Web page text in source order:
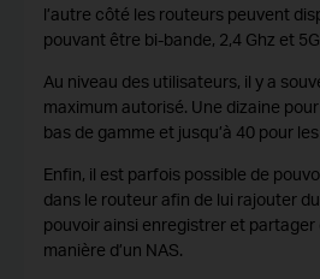
l’autre côté les routeurs peuvent
pouvant être bi-bande, 2,4 Ghz et
Au niveau des utilisateurs, il y a
maximum autorisé. Une dizaine
bas de gamme et jusqu’à 40 pour
Enfin, il est parfois possible de
dans le routeur afin de lui rajouter
pouvoir ainsi enregistrer et
manière d’un NAS.